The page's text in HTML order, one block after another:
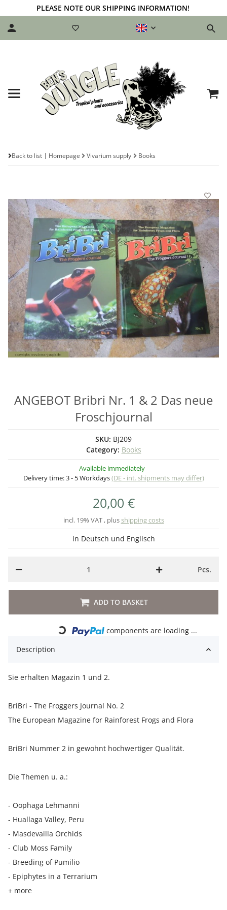
PLEASE NOTE OUR SHIPPING INFORMATION!
Back to list Homepage Vivarium supply Books
ANGEBOT Bribri Nr. 1 & 2 Das neue
Froschjournal
SKU: BJ209
Category: Books
Available immediately
Delivery time:3 - 5 Workdays(DE - int. shipments may differ)
20,00 €
incl. 19% VAT , plusshipping costs
in Deutsch und Englisch
Pcs.
ADD TO BASKET
Loading...
components are loading ...
Description
Sie erhalten Magazin 1 und 2.
BriBri - The Froggers Journal No. 2
The European Magazine for Rainforest Frogs and Flora
BriBri Nummer 2 in gewohnt hochwertiger Qualität.
Die Themen u. a.:
- Oophaga Lehmanni
- Huallaga Valley, Peru
- Masdevailla Orchids
- Club Moss Family
- Breeding of Pumilio
- Epiphytes in a Terrarium
+ more